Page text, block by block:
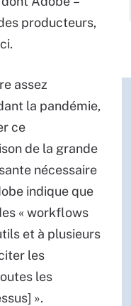
producteurs,
assez
la pandémie,
ce
de la grande
nécessaire
indique que
« workflows
et à plusieurs
les
les
».